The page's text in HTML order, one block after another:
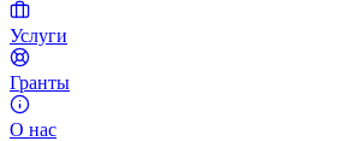
Услуги
Гранты
О нас